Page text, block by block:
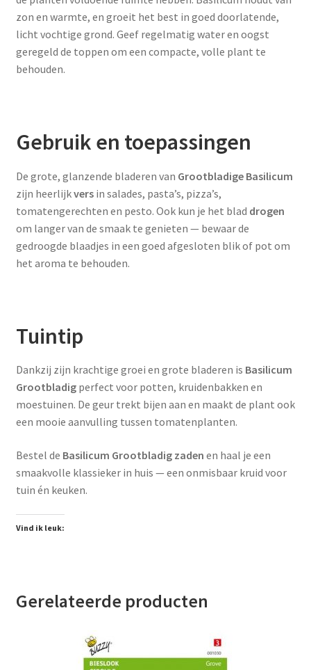
zon en warmte, en groeit het best in goed doorlatende,
licht vochtige grond. Geef regelmatig water en oogst
geregeld de toppen om een compacte, volle plant te
behouden.
Gebruik en toepassingen
De grote, glanzende bladeren van Grootbladige Basilicum
zijn heerlijkversin salades, pasta’s, pizza’s,
tomatengerechten en pesto. Ook kun je het blad drogen
om langer van de smaak te genieten — bewaar de
gedroogde blaadjes in een goed afgesloten blik of pot om
het aroma te behouden.
Tuintip
Dankzij zijn krachtige groei en grote bladeren is Basilicum
Grootbladigperfect voor potten, kruidenbakken en
moestuinen. De geur trekt bijen aan en maakt de plant ook
een mooie aanvulling tussen tomatenplanten.
Bestel de Basilicum Grootbladig zaden en haal je een
smaakvolle klassieker in huis — een onmisbaar kruid voor
tuin én keuken.
Vind ik leuk:
Gerelateerde producten